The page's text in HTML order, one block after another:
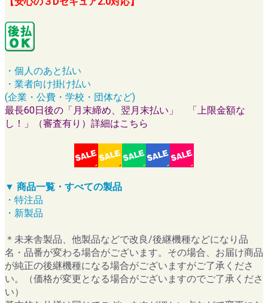
・個人のあと払い
・業者向け掛け払い
(企業・公費・学校・団体など)
最長60日後の「月末締め、翌月末払い」 「上限金額な
し！」（審査有り）詳細はこちら
▼ 商品一覧・すべての製品
・特注品
・新製品
＊未来舎製品、他製品などで改良/後継機種などになり品
名・品番が変わる場合がございます。その場合、お届け商品
が純正の後継機種になる場合がございますがご了承くださ
い。（価格が変更となる場合がございますのでご了承くださ
い）